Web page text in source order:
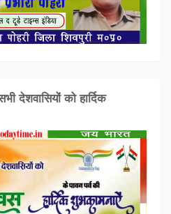
देशवासियों को हार्दिक